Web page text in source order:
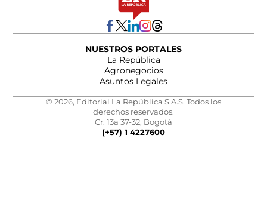
NUESTROS PORTALES
La República
Agronegocios
Asuntos Legales
© 2026, Editorial La República S.A.S. Todos los
derechos reservados.
Cr. 13a 37-32, Bogotá
(+57) 1 4227600